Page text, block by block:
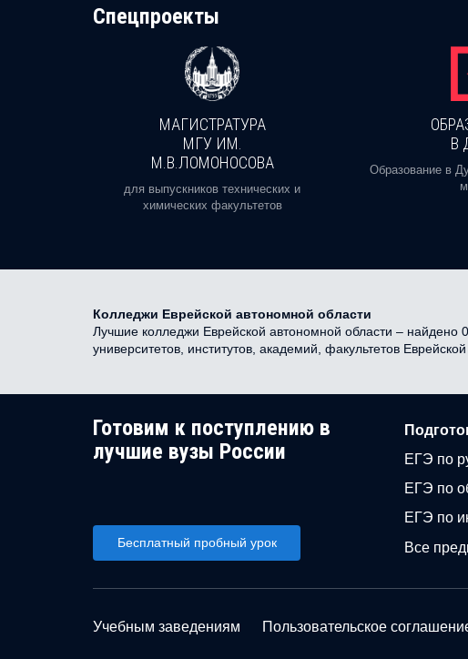
Cпецпроекты
МАГИСТРАТУРА
МГУ ИМ.
М.В.ЛОМОНОСОВА
для выпускников технических и
химических факультетов
В
Образование в
Колледжи Еврейской автономной области
Лучшие колледжи Еврейской автономной области – найдено
университетов, институтов, академий, факультетов
Готовим к поступлению в
лучшие вузы России
Бесплатный пробный урок
ЕГЭ по
ЕГЭ по
ЕГЭ по
Все
Учебным заведениям Пользовательское